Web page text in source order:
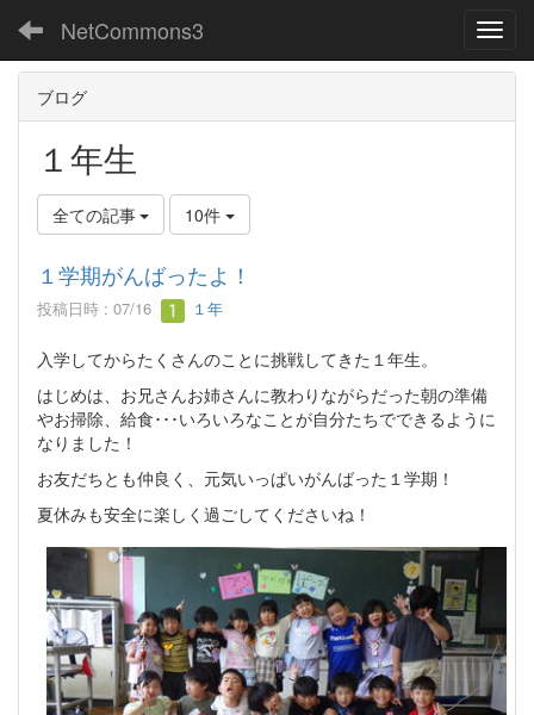
NetCommons3
ブログ
１年生
全ての記事 10件
１学期がんばったよ！
投稿日時 : 07/16 １年
入学してからたくさんのことに挑戦してきた１年生。
はじめは、お兄さんお姉さんに教わりながらだった朝の準備
やお掃除、給食･･･いろいろなことが自分たちでできるように
なりました！
お友だちとも仲良く、元気いっぱいがんばった１学期！
夏休みも安全に楽しく過ごしてくださいね！